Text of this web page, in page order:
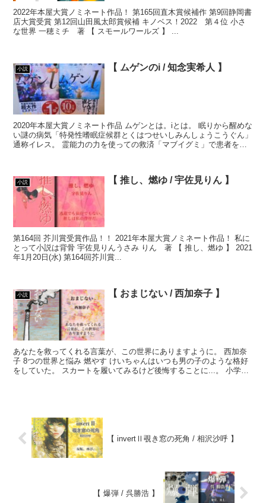
2022年本屋大賞ノミネート作品！ 第165回直木賞候補作 第9回静岡書
店大賞受賞 第12回山田風太郎賞候補 キノベス！2022 第４位 小さ
な世界 一穂ミチ 著 【 スモールワールズ 】 ...
小説 【 ムゲンのi / 知念実希人 】
2020年本屋大賞ノミネート作品 ムゲンとは。iとは。 眠りから醒めな
い謎の病気「特発性嗜眠症候群とくはつせいしみんしょうこうぐん」
通称イレス。 霊能力の力を使っての救済「マブイグミ」で患者を助
小説 【 推し、燃ゆ / 宇佐見りん 】
第164回 芥川賞受賞作品！！ 2021年本屋大賞ノミネート作品！ 私に
とって小説は背骨 宇佐見りんうさみ りん 著 【 推し、燃ゆ 】 2021
年1月20日(水) 第164回芥川賞...
小説 【 おまじない / 西加奈子 】
あなたを救ってくれる言葉が、この世界にありますように。 西加奈
子 8つの世界と悩み 燃やす けいちゃんはいつも男の子のような格好
をしていた。 スカートを履いてみるけど後悔することに...。 小学校
【 invertⅡ覗き窓の死角 / 相沢沙呼 】
【 爆弾 / 呉勝浩 】